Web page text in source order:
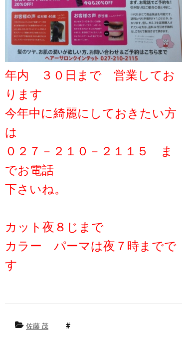
年内 ３０日まで 営業してお
ります
今年中に綺麗にしておきたい方
は
０２７－２１０－２１１５ ま
でお電話
下さいね。
カット夜８じまで
カラー パーマは夜７時までで
す
佐藤 茂